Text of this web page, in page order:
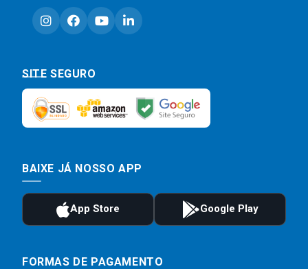
SITE SEGURO
BAIXE JÁ NOSSO APP
FORMAS DE PAGAMENTO